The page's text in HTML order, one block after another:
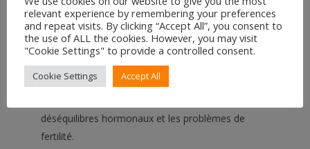
Risques associés à l’utilisation de stéroïdes
Malgré leurs avantages potentiels, les stéroïdes
anabolisants comportent des risques significatifs, tels
que :
déséquilibres hormonaux et les problèmes de
fertilité.
relevant experience by remembering your preferences
and repeat visits. By clicking “Accept All”, you consent to
the use of ALL the cookies. However, you may visit
"Cookie Settings" to provide a controlled consent.
Cookie Settings Accept All